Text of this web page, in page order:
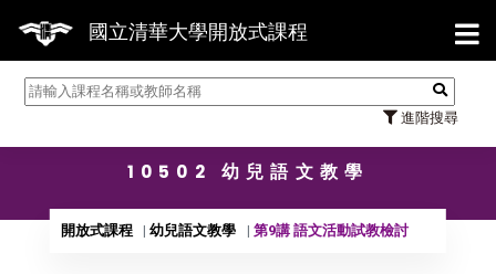
國立清華大學開放式課程
進階搜尋
【
10502 幼兒語文教學
開放式課程 幼兒語文教學 第9講 語文活動試教檢討